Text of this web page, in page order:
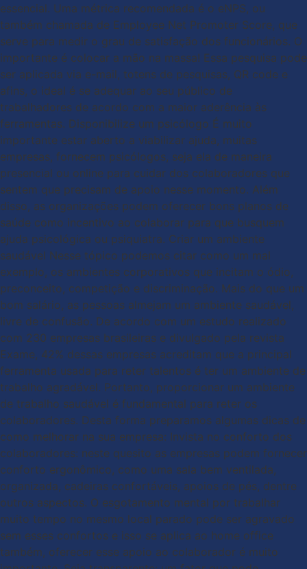
essencial. Uma métrica recomendada é o eNPS, ou
também chamada de Employee Net Promoter Score, que
serve para medir o grau de satisfação dos funcionários. O
importante é colocar a mão na massa! Essa pesquisa pode
ser aplicada via e-mail, totens de pesquisas, QR code e
afins, o ideal é se adequar ao seu público de
trabalhadores de acordo com a maior aderência às
ferramentas. Disponibilize um psicólogo É muito
importante estar aberto a viabilizar ajuda, muitas
empresas, fornecem psicólogos, seja ela de maneira
presencial ou online para cuidar dos colaboradores que
sentem que precisam de apoio nesse momento. Além
disso, as organizações podem oferecer bons planos de
saúde como incentivo ao colaborar para que busquem
ajuda psicológica ou psiquiatra. Criar um ambiente
saudável Nesse tópico podemos citar como um mal
exemplo, os ambientes corporativos que incitam o ódio,
preconceito, competição e discriminação. Mais do que um
bom salário, as pessoas almejam um ambiente saudável,
livre de confusão. De acordo com um estudo realizado
com 230 empresas brasileiras e divulgado pela revista
Exame, 42% dessas empresas acreditam que a principal
ferramenta usada para reter talentos é ter um ambiente de
trabalho agradável. Portanto, proporcionar um ambiente
de trabalho saudável é fundamental para reter os
colaboradores. Desta forma preparamos algumas dicas de
como melhorar na sua empresa: Invista no conforto dos
colaboradores: neste quesito as empresas podem fornecer
conforto ergonômico, como uma sala bem ventilada,
organizada, cadeiras confortáveis, apoios de pés, dentre
outros aspectos. O esgotamento mental por trabalhar
muito tempo no mesmo local parado pode ser agravado
sem esses confortos e isso se aplica ao home office
também, oferecer esse apoio ao colaborador é muito